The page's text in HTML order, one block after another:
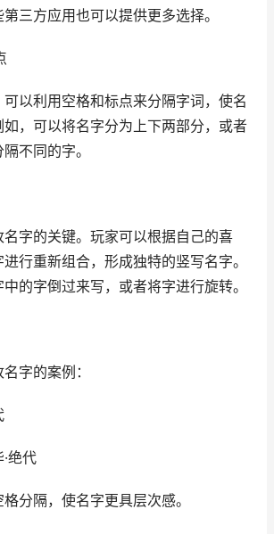
三方应用也可以提供更多选择。
以利用空格和标点来分隔字词，使名
，可以将名字分为上下两部分，或者
不同的字。
字的关键。玩家可以根据自己的喜
行重新组合，形成独特的竖写名字。
的字倒过来写，或者将字进行旋转。
字的案例：
绝代
分隔，使名字更具层次感。